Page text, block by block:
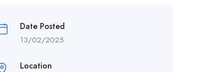
Date Posted
13/02/2025
Location